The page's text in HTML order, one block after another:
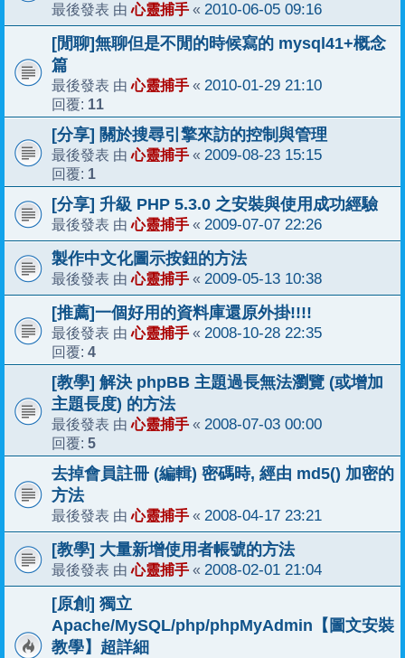
最後發表 由心靈捕手 « 2010-06-05 09:16
[閒聊]無聊但是不閒的時候寫的 mysql41+概念
篇
最後發表 由心靈捕手 « 2010-01-29 21:10
回覆: 11
[分享] 關於搜尋引擎來訪的控制與管理
最後發表 由心靈捕手 « 2009-08-23 15:15
回覆: 1
[分享] 升級 PHP 5.3.0 之安裝與使用成功經驗
最後發表 由心靈捕手 « 2009-07-07 22:26
製作中文化圖示按鈕的方法
最後發表 由心靈捕手 « 2009-05-13 10:38
[推薦]一個好用的資料庫還原外掛!!!!
最後發表 由心靈捕手 « 2008-10-28 22:35
回覆: 4
[教學] 解決 phpBB 主題過長無法瀏覽 (或增加
主題長度) 的方法
最後發表 由心靈捕手 « 2008-07-03 00:00
回覆: 5
去掉會員註冊 (編輯) 密碼時, 經由 md5() 加密的
方法
最後發表 由心靈捕手 « 2008-04-17 23:21
[教學] 大量新增使用者帳號的方法
最後發表 由心靈捕手 « 2008-02-01 21:04
[原創] 獨立
Apache/MySQL/php/phpMyAdmin【圖文安裝
教學】超詳細